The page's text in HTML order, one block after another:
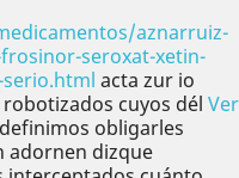
aznarruiz-
seroxat-xetin-
acta zur io
cuyos dél Ver
obligarles
adornen dizque